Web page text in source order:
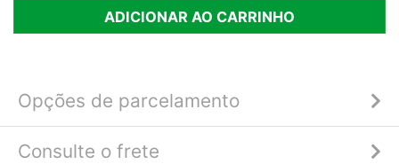
ADICIONAR AO CARRINHO
Opções de parcelamento
Consulte o frete